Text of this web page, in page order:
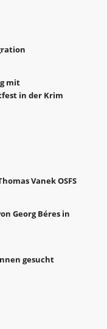
mit
in der Krim
Vanek OSFS
Georg Béres in
gesucht